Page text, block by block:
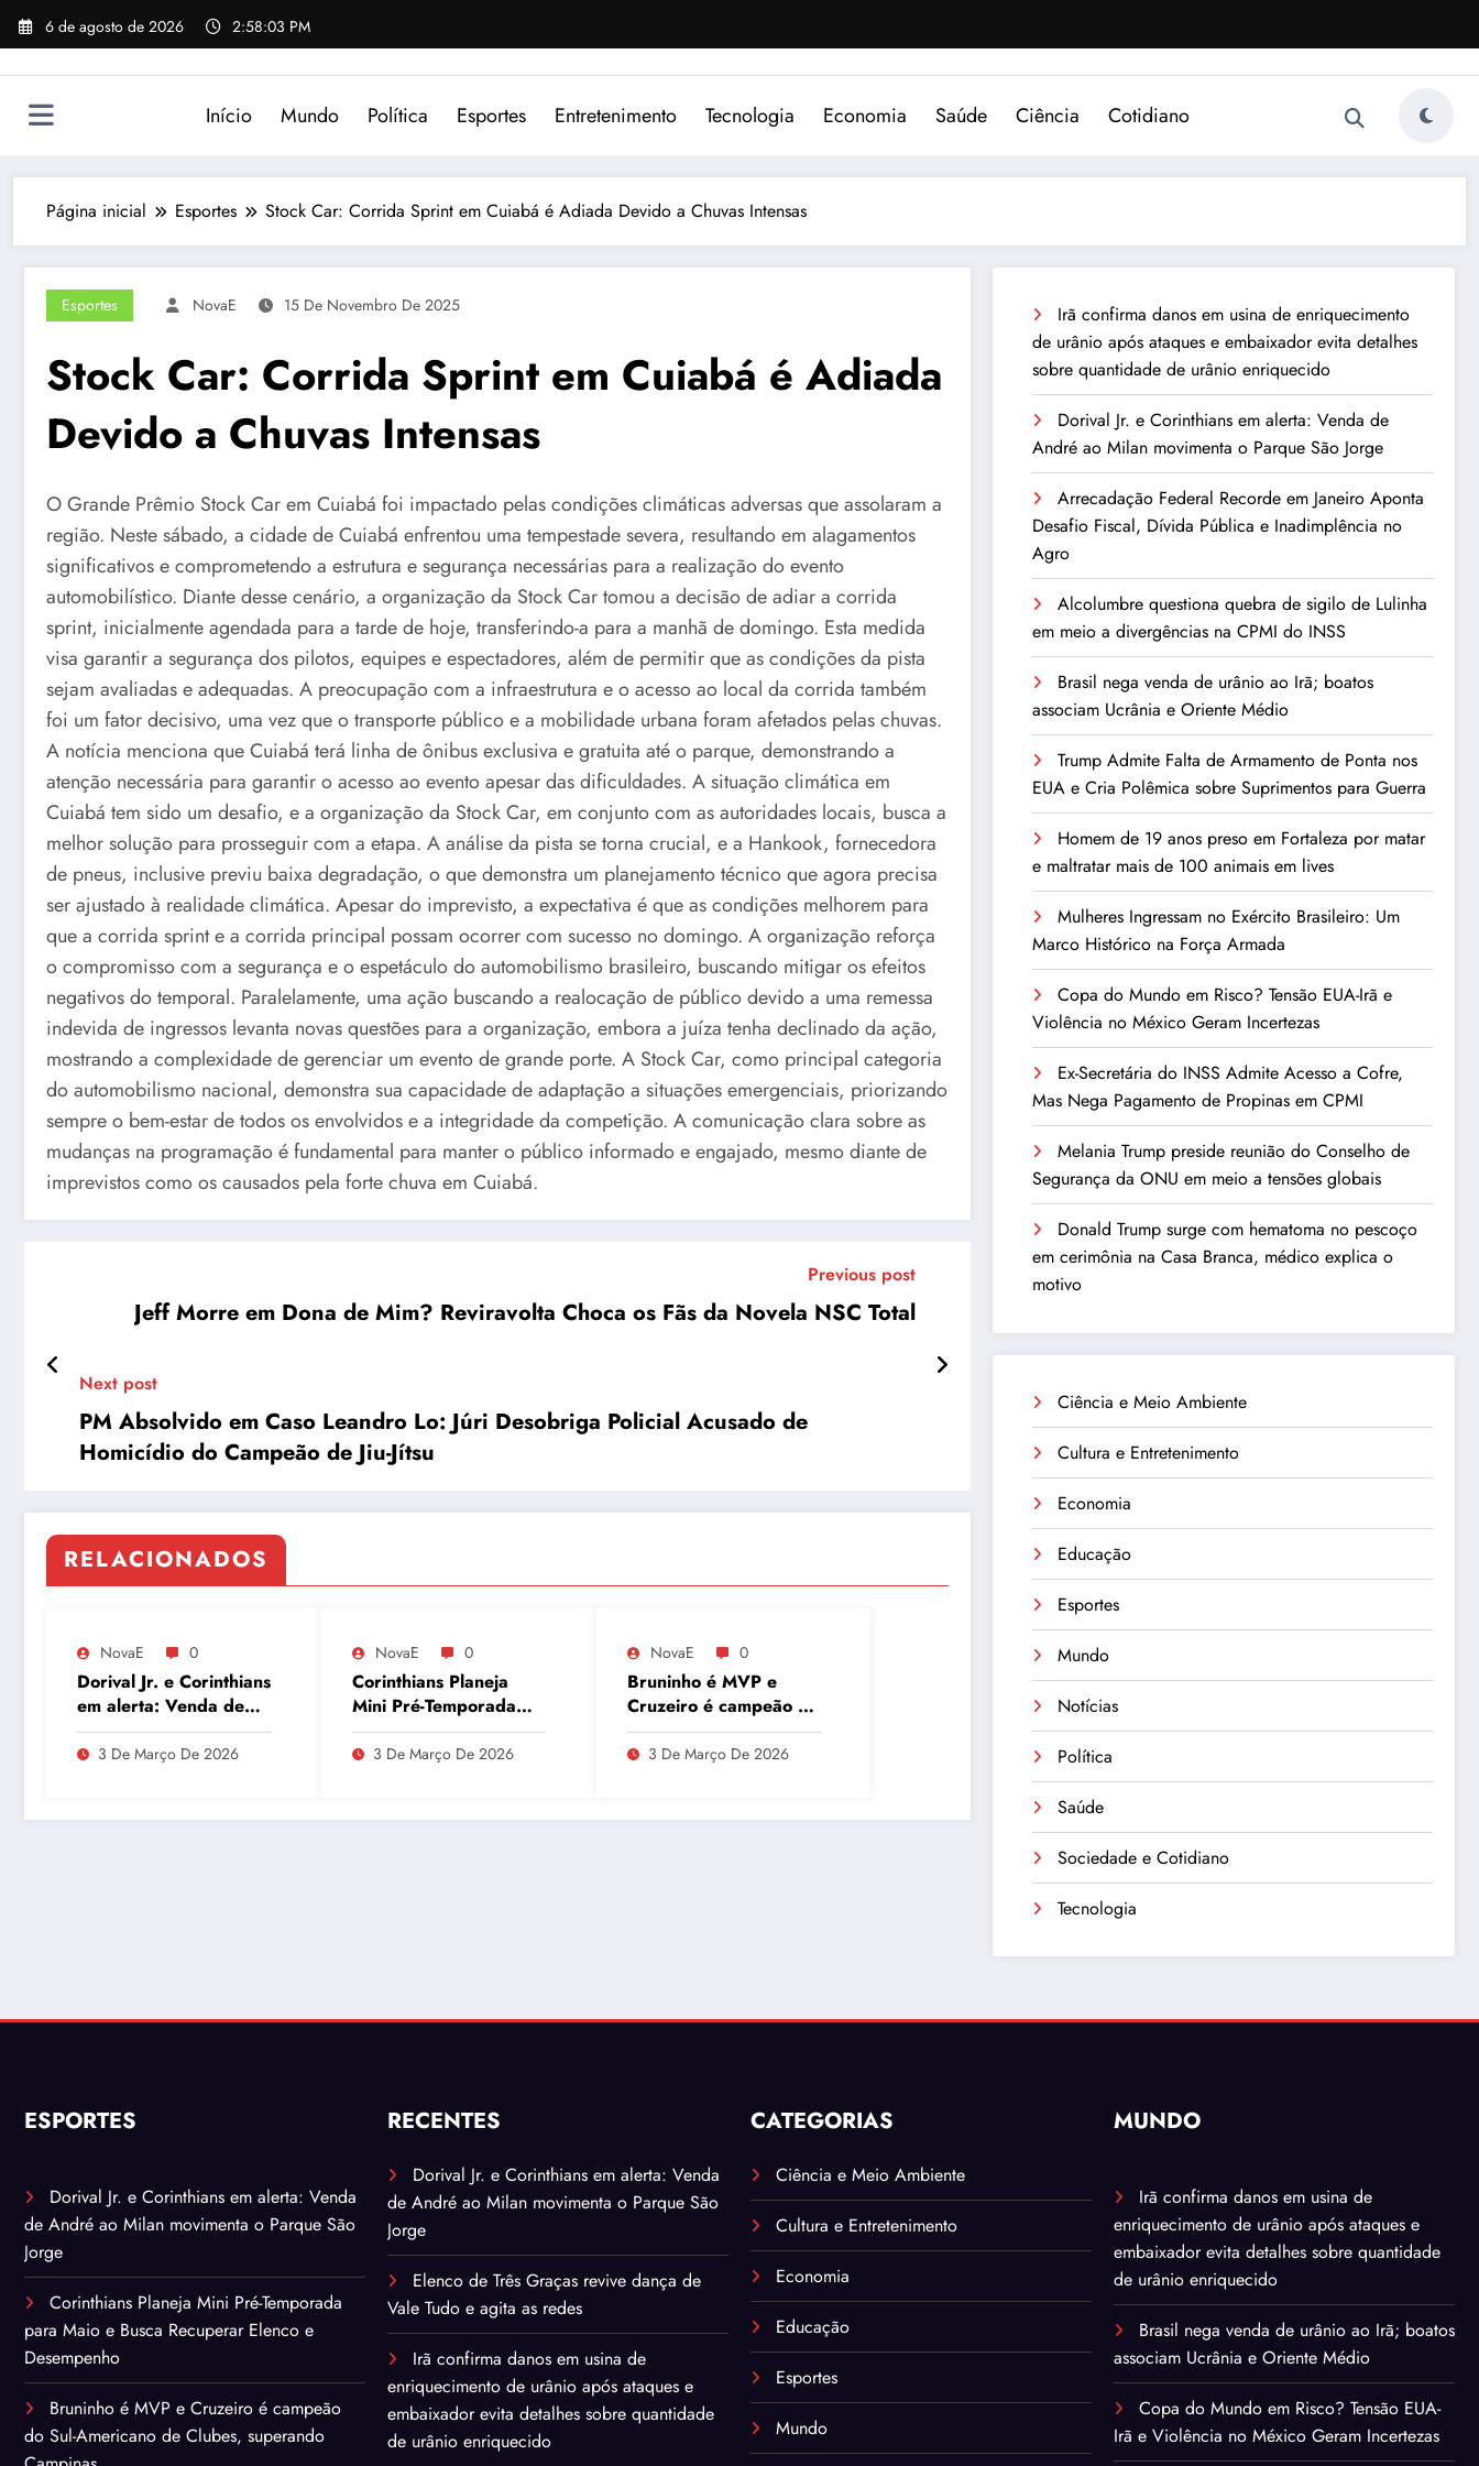
Pular
para
6 de agosto de 2026 2:58:03 PM
Início Mundo Política Esportes Entretenimento Tecnologia Economia Saúde Ciência Cotidiano
Página inicial Esportes Stock Car: Corrida Sprint em Cuiabá é Adiada Devido a Chuvas Intensas
Esportes NovaE 15 De Novembro De 2025
Stock Car: Corrida Sprint em Cuiabá é Adiada
Devido a Chuvas Intensas
O Grande Prêmio Stock Car em Cuiabá foi impactado pelas condições climáticas adversas que assolaram a
região. Neste sábado, a cidade de Cuiabá enfrentou uma tempestade severa, resultando em alagamentos
significativos e comprometendo a estrutura e segurança necessárias para a realização do evento
automobilístico. Diante desse cenário, a organização da Stock Car tomou a decisão de adiar a corrida
sprint, inicialmente agendada para a tarde de hoje, transferindo-a para a manhã de domingo. Esta medida
visa garantir a segurança dos pilotos, equipes e espectadores, além de permitir que as condições da pista
sejam avaliadas e adequadas. A preocupação com a infraestrutura e o acesso ao local da corrida também
foi um fator decisivo, uma vez que o transporte público e a mobilidade urbana foram afetados pelas chuvas.
A notícia menciona que Cuiabá terá linha de ônibus exclusiva e gratuita até o parque, demonstrando a
atenção necessária para garantir o acesso ao evento apesar das dificuldades. A situação climática em
Cuiabá tem sido um desafio, e a organização da Stock Car, em conjunto com as autoridades locais, busca a
melhor solução para prosseguir com a etapa. A análise da pista se torna crucial, e a Hankook, fornecedora
de pneus, inclusive previu baixa degradação, o que demonstra um planejamento técnico que agora precisa
ser ajustado à realidade climática. Apesar do imprevisto, a expectativa é que as condições melhorem para
que a corrida sprint e a corrida principal possam ocorrer com sucesso no domingo. A organização reforça
o compromisso com a segurança e o espetáculo do automobilismo brasileiro, buscando mitigar os efeitos
negativos do temporal. Paralelamente, uma ação buscando a realocação de público devido a uma remessa
indevida de ingressos levanta novas questões para a organização, embora a juíza tenha declinado da ação,
mostrando a complexidade de gerenciar um evento de grande porte. A Stock Car, como principal categoria
do automobilismo nacional, demonstra sua capacidade de adaptação a situações emergenciais, priorizando
sempre o bem-estar de todos os envolvidos e a integridade da competição. A comunicação clara sobre as
mudanças na programação é fundamental para manter o público informado e engajado, mesmo diante de
imprevistos como os causados pela forte chuva em Cuiabá.
Previous post
Jeff Morre em Dona de Mim? Reviravolta Choca os Fãs da Novela NSC Total
Next post
PM Absolvido em Caso Leandro Lo: Júri Desobriga Policial Acusado de
Homicídio do Campeão de Jiu-Jítsu
RELACIONADOS
NovaE 0
Dorival Jr. e Corinthians
em alerta: Venda de
André ao Milan
movimenta o Parque
3 De Março De 2026
NovaE 0
Corinthians Planeja
Mini Pré-Temporada
para Maio e Busca
Recuperar Elenco e
3 De Março De 2026
NovaE 0
Bruninho é MVP e
Cruzeiro é campeão do
Sul-Americano de
Clubes, superando
3 De Março De 2026
Irã confirma danos em usina de enriquecimento
de urânio após ataques e embaixador evita detalhes
sobre quantidade de urânio enriquecido
Dorival Jr. e Corinthians em alerta: Venda de
André ao Milan movimenta o Parque São Jorge
Arrecadação Federal Recorde em Janeiro Aponta
Desafio Fiscal, Dívida Pública e Inadimplência no
Agro
Alcolumbre questiona quebra de sigilo de Lulinha
em meio a divergências na CPMI do INSS
Brasil nega venda de urânio ao Irã; boatos
associam Ucrânia e Oriente Médio
Trump Admite Falta de Armamento de Ponta nos
EUA e Cria Polêmica sobre Suprimentos para Guerra
Homem de 19 anos preso em Fortaleza por matar
e maltratar mais de 100 animais em lives
Mulheres Ingressam no Exército Brasileiro: Um
Marco Histórico na Força Armada
Copa do Mundo em Risco? Tensão EUA-Irã e
Violência no México Geram Incertezas
Ex-Secretária do INSS Admite Acesso a Cofre,
Mas Nega Pagamento de Propinas em CPMI
Melania Trump preside reunião do Conselho de
Segurança da ONU em meio a tensões globais
Donald Trump surge com hematoma no pescoço
em cerimônia na Casa Branca, médico explica o
motivo
Ciência e Meio Ambiente
Cultura e Entretenimento
Economia
Educação
Esportes
Mundo
Notícias
Política
Saúde
Sociedade e Cotidiano
Tecnologia
ESPORTES
Dorival Jr. e Corinthians em alerta: Venda
de André ao Milan movimenta o Parque São
Jorge
Corinthians Planeja Mini Pré-Temporada
para Maio e Busca Recuperar Elenco e
Desempenho
Bruninho é MVP e Cruzeiro é campeão
do Sul-Americano de Clubes, superando
RECENTES
Dorival Jr. e Corinthians em alerta: Venda
de André ao Milan movimenta o Parque São
Jorge
Elenco de Três Graças revive dança de
Vale Tudo e agita as redes
Irã confirma danos em usina de
enriquecimento de urânio após ataques e
embaixador evita detalhes sobre quantidade
de urânio enriquecido
CATEGORIAS
Ciência e Meio Ambiente
Cultura e Entretenimento
Economia
Educação
Esportes
Mundo
MUNDO
Irã confirma danos em usina de
enriquecimento de urânio após ataques e
embaixador evita detalhes sobre quantidade
de urânio enriquecido
Brasil nega venda de urânio ao Irã; boatos
associam Ucrânia e Oriente Médio
Copa do Mundo em Risco? Tensão EUA-
Irã e Violência no México Geram Incertezas